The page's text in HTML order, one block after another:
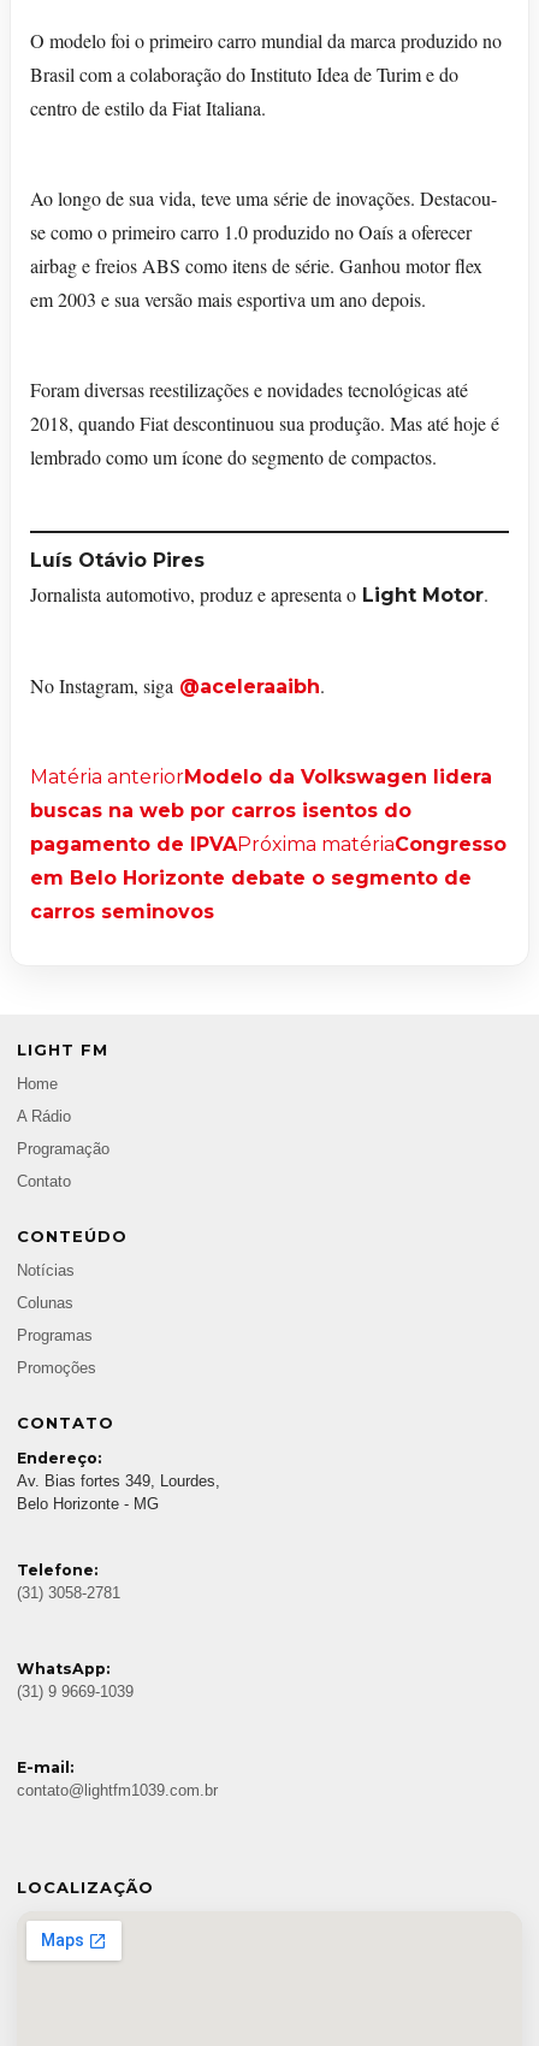
O modelo foi o primeiro carro mundial da marca produzido no
Brasil com a colaboração do Instituto Idea de Turim e do
centro de estilo da Fiat Italiana.
Ao longo de sua vida, teve uma série de inovações. Destacou-
se como o primeiro carro 1.0 produzido no Oaís a oferecer
airbag e freios ABS como itens de série. Ganhou motor flex
em 2003 e sua versão mais esportiva um ano depois.
Foram diversas reestilizações e novidades tecnológicas até
2018, quando Fiat descontinuou sua produção. Mas até hoje é
lembrado como um ícone do segmento de compactos.
Luís Otávio Pires
Jornalista automotivo, produz e apresenta o Light Motor.
No Instagram, siga @aceleraaibh.
Matéria anteriorModelo da Volkswagen lidera
buscas na web por carros isentos do
pagamento de IPVAPróxima matériaCongresso
em Belo Horizonte debate o segmento de
carros seminovos
LIGHT FM
Home
A Rádio
Programação
Contato
CONTEÚDO
Notícias
Colunas
Programas
Promoções
CONTATO
Endereço:
Av. Bias fortes 349, Lourdes,
Belo Horizonte - MG
Telefone:
(31) 3058-2781
WhatsApp:
(31) 9 9669-1039
E-mail:
contato@lightfm1039.com.br
LOCALIZAÇÃO